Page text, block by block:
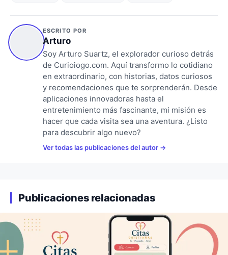
ESCRITO POR
Arturo
Soy Arturo Suartz, el explorador curioso detrás
de Curioiogo.com. Aquí transformo lo cotidiano
en extraordinario, con historias, datos curiosos
y recomendaciones que te sorprenderán. Desde
aplicaciones innovadoras hasta el
entretenimiento más fascinante, mi misión es
hacer que cada visita sea una aventura. ¿Listo
para descubrir algo nuevo?
Ver todas las publicaciones del autor
Publicaciones relacionadas